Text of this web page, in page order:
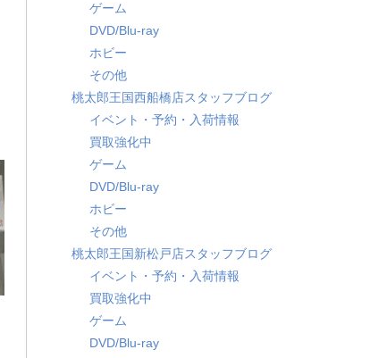
ゲーム
DVD/Blu-ray
ホビー
その他
桃太郎王国西船橋店スタッフブログ
イベント・予約・入荷情報
買取強化中
ゲーム
DVD/Blu-ray
ホビー
その他
桃太郎王国新松戸店スタッフブログ
イベント・予約・入荷情報
買取強化中
ゲーム
DVD/Blu-ray